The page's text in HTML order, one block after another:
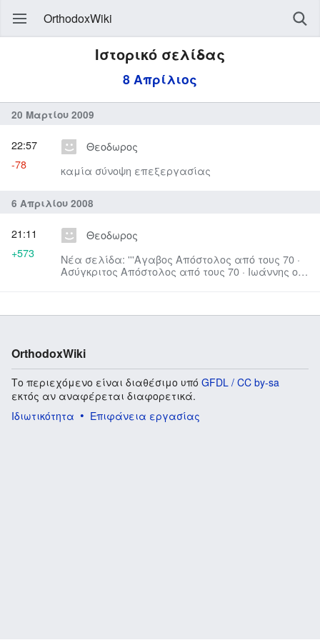
OrthodoxWiki
Ιστορικό σελίδας
8 Απρίλιος
20 Μαρτίου 2009
Θεοδωρος
καμία σύνοψη επεξεργασίας
22:57
-78
6 Απριλίου 2008
Θεοδωρος
Νέα σελίδα: '''Αγαβος Απόστολος από τους 70 ·
Ασύγκριτος Απόστολος από τους 70 · Ιωάννης ο
21:11
+573
OrthodoxWiki
Το περιεχόμενο είναι διαθέσιμο υπό GFDL / CC by-sa
εκτός αν αναφέρεται διαφορετικά.
Ιδιωτικότητα
Επιφάνεια εργασίας